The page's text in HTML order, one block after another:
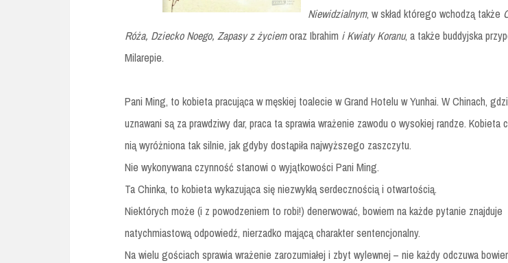
Niewidzialnym, w skład którego wchodzą także
Róża, Dziecko Noego, Zapasy z życiemoraz Ibrahim i Kwiaty Koranu, a także buddyjska
Milarepie.
Pani Ming, to kobieta pracująca w męskiej toalecie w Grand Hotelu w Yunhai. W Chinach,
uznawani są za prawdziwy dar, praca ta sprawia wrażenie zawodu o wysokiej randze. Kobieta
nią wyróżniona tak silnie, jak gdyby dostąpiła najwyższego zaszczytu.
Nie wykonywana czynność stanowi o wyjątkowości Pani Ming.
Ta Chinka, to kobieta wykazująca się niezwykłą serdecznością i otwartością.
Niektórych może (i z powodzeniem to robi!) denerwować, bowiem na każde pytanie znajduje
natychmiastową odpowiedź, nierzadko mającą charakter sentencjonalny.
Na wielu gościach sprawia wrażenie zarozumiałej i zbyt wylewnej – nie każdy odczuwa